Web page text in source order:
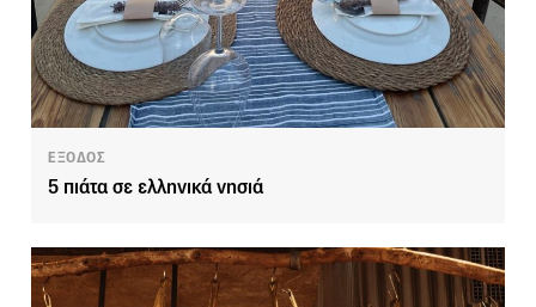
ΕΞΟΔΟΣ
5 πιάτα σε ελληνικά νησιά